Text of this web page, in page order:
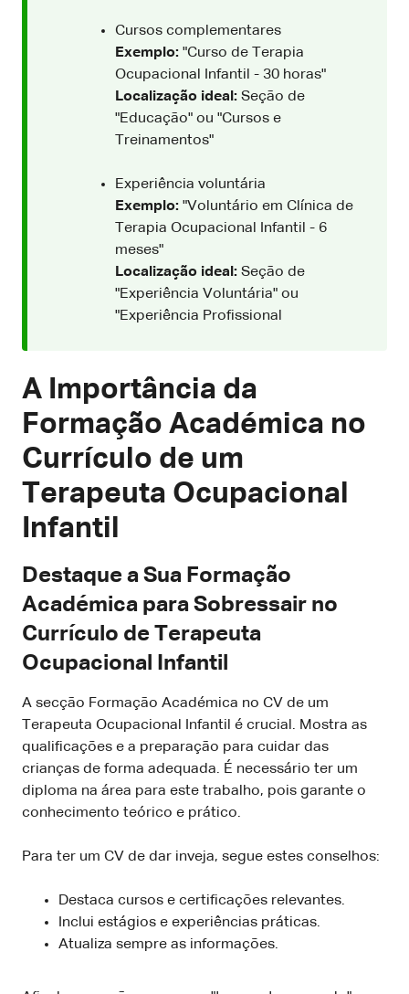
Cursos complementares
Exemplo: "Curso de Terapia
Ocupacional Infantil - 30 horas"
Localização ideal: Seção de
"Educação" ou "Cursos e
Treinamentos"
Experiência voluntária
Exemplo: "Voluntário em Clínica de
Terapia Ocupacional Infantil - 6
meses"
Localização ideal: Seção de
"Experiência Voluntária" ou
"Experiência Profissional
A Importância da
Formação Académica no
Currículo de um
Terapeuta Ocupacional
Infantil
Destaque a Sua Formação
Académica para Sobressair no
Currículo de Terapeuta
Ocupacional Infantil
A secção Formação Académica no CV de um
Terapeuta Ocupacional Infantil é crucial. Mostra as
qualificações e a preparação para cuidar das
crianças de forma adequada. É necessário ter um
diploma na área para este trabalho, pois garante o
conhecimento teórico e prático.
Para ter um CV de dar inveja, segue estes conselhos:
Destaca cursos e certificações relevantes.
Inclui estágios e experiências práticas.
Atualiza sempre as informações.